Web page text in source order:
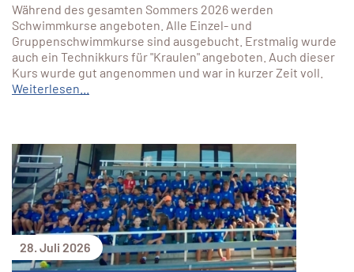
Während des gesamten Sommers 2026 werden
Schwimmkurse angeboten. Alle Einzel- und
Gruppenschwimmkurse sind ausgebucht. Erstmalig wurde
auch ein Technikkurs für "Kraulen" angeboten. Auch dieser
Kurs wurde gut angenommen und war in kurzer Zeit voll.
Weiterlesen...
28. Juli 2026